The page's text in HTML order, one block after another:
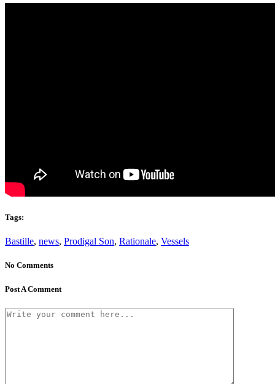
Tags:
Bastille, news, Prodigal Son, Rationale, Vessels
No Comments
Post A Comment